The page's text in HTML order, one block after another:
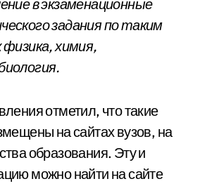
в экзаменационные
задания по таким
химия,
отметил, что такие
на сайтах вузов, на
образования. Эту и
можно найти на сайте